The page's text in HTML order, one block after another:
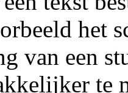
het
van een
te